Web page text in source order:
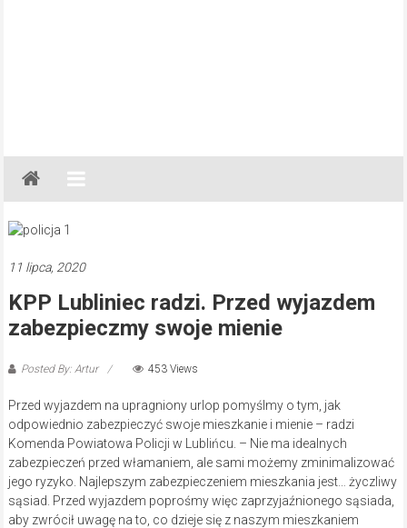
Gazeta
Regionalna
Częstochowa,
Lubliniec,
11 lipca, 2020
KPP Lubliniec radzi. Przed wyjazdem
zabezpieczmy swoje mienie
Posted By: Artur 453 Views
Przed wyjazdem na upragniony urlop pomyślmy o tym, jak
odpowiednio zabezpieczyć swoje mieszkanie i mienie – radzi
Komenda Powiatowa Policji w Lublińcu. – Nie ma idealnych
zabezpieczeń przed włamaniem, ale sami możemy zminimalizować
jego ryzyko. Najlepszym zabezpieczeniem mieszkania jest… życzliwy
sąsiad. Przed wyjazdem poprośmy więc zaprzyjaźnionego sąsiada,
aby zwrócił uwagę na to, co dzieje się z naszym mieszkaniem